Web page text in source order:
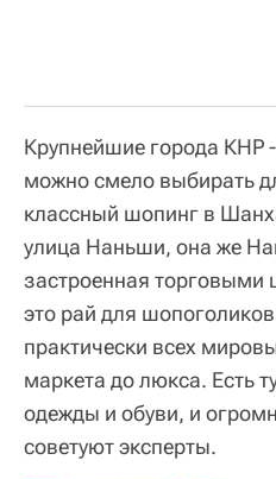
Крупнейшие города КНР -
можно смело выбирать
классный шопинг в
улица Наньши, она же
застроенная торговыми
это рай для
практически всех
маркета до люкса. Есть
одежды и обуви, и
советуют эксперты.